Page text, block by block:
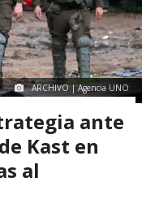
ARCHIVO | Agencia UNO
ante
Kast en
al